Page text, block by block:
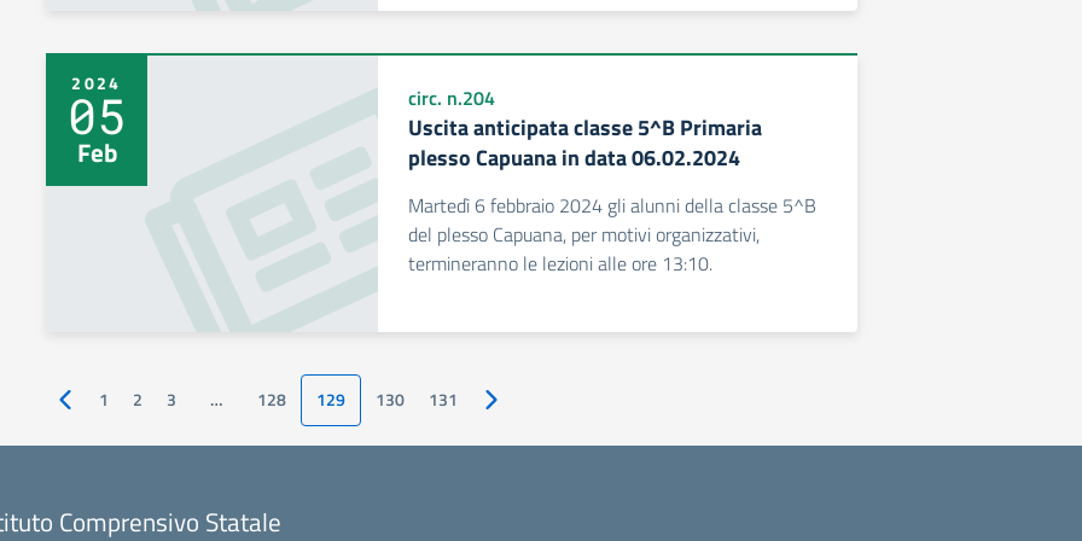
2024
05
Feb
circ. n.204
Uscita anticipata classe 5^B Primaria
plesso Capuana in data 06.02.2024
Martedì 6 febbraio 2024 gli alunni della classe 5^B
del plesso Capuana, per motivi organizzativi,
termineranno le lezioni alle ore 13:10.
Pagina precedente
1 2 3 … 128 129 130 131 Pagina successiva
Comprensivo Statale